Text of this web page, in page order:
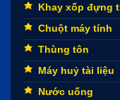
Khay xốp đựng
Chuột máy tính
Thùng tôn
Máy huỷ tài liệu
Nước uống